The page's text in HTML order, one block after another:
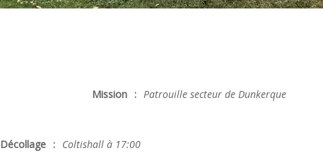
Mission : Patrouille secteur de Dunkerque
Décollage : Coltishall à 17:00